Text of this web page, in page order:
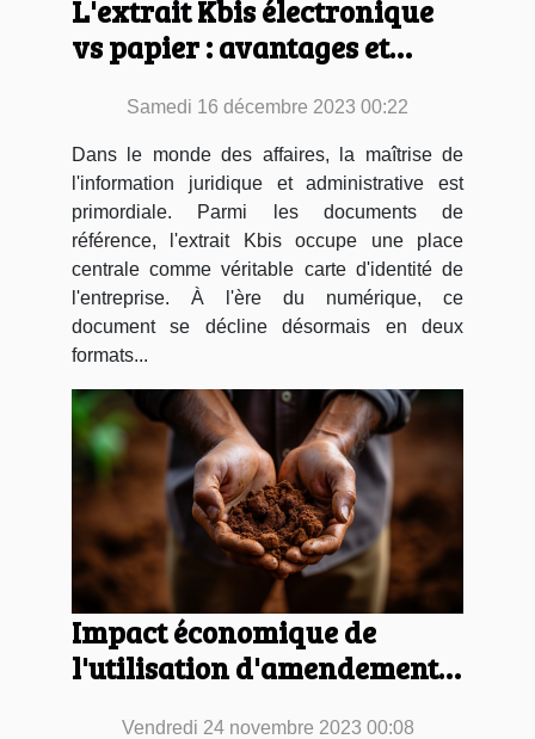
L'extrait Kbis électronique
vs papier : avantages et
Samedi 16 décembre 2023 00:22
Dans le monde des affaires, la maîtrise de
l'information juridique et administrative est
primordiale. Parmi les documents de
référence, l'extrait Kbis occupe une place
centrale comme véritable carte d'identité de
l'entreprise. À l'ère du numérique, ce
document se décline désormais en deux
formats...
Impact économique de
l'utilisation d'amendements
Vendredi 24 novembre 2023 00:08